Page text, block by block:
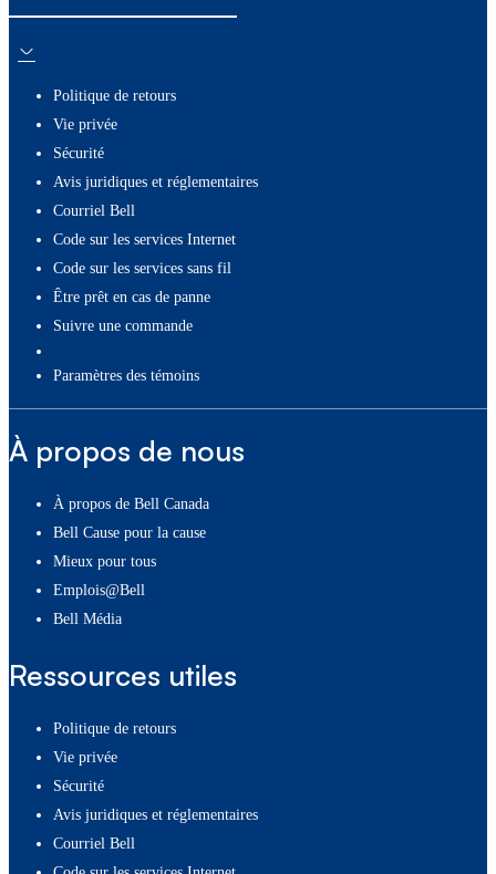
Politique de retours
Vie privée
Sécurité
Avis juridiques et réglementaires
Courriel Bell
Code sur les services Internet
Code sur les services sans fil
Être prêt en cas de panne
Suivre une commande
paramètres des témoins
À propos de nous
À propos de Bell Canada
Bell Cause pour la cause
Mieux pour tous
Emplois@Bell
Bell Média
Ressources utiles
Politique de retours
Vie privée
Sécurité
Avis juridiques et réglementaires
Courriel Bell